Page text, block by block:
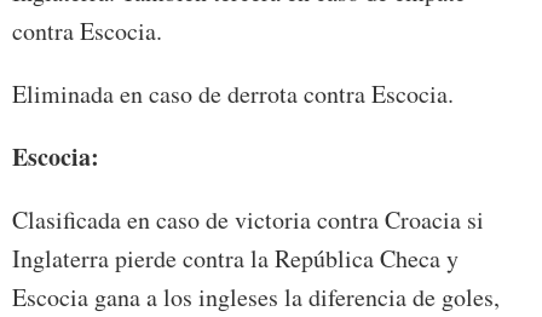
contra Escocia.
Eliminada en caso de derrota contra Escocia.
Escocia:
Clasificada en caso de victoria contra Croacia si
Inglaterra pierde contra la República Checa y
Escocia gana a los ingleses la diferencia de goles,